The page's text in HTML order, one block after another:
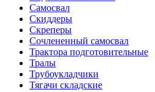
Самосвал
Скиддеры
Скреперы
Сочлененный самосвал
Трактора подготовительные
Тралы
Трубоукладчики
Тягачи складские